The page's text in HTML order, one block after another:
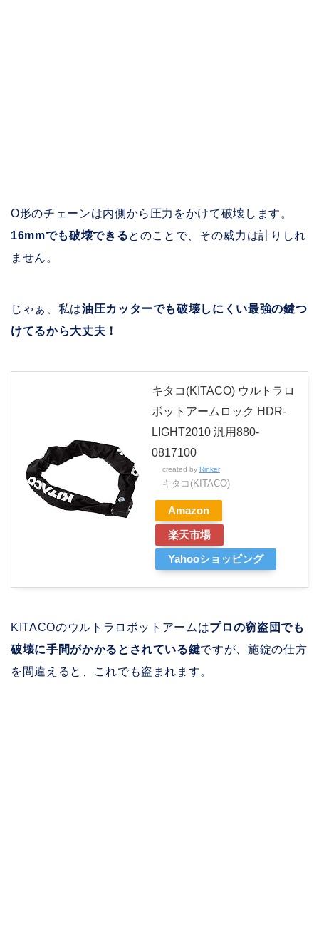
O形のチェーンは内側から圧力をかけて破壊します。
16mmでも破壊できるとのことで、その威力は計りしれ
ません。
じゃぁ、私は油圧カッターでも破壊しにくい最強の鍵つ
けてるから大丈夫！
キタコ(KITACO) ウルトラロ
ボットアームロック HDR-
LIGHT2010 汎用880-
0817100
created by Rinker
キタコ(KITACO)
Amazon
楽天市場
Yahooショッピング
KITACOのウルトラロボットアームはプロの窃盗団でも
破壊に手間がかかるとされている鍵ですが、施錠の仕方
を間違えると、これでも盗まれます。